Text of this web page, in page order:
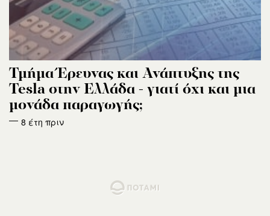
Τμήμα Έρευνας και Ανάπτυξης της
Tesla στην Ελλάδα - γιατί όχι και μια
μονάδα παραγωγής;
8 έτη πριν